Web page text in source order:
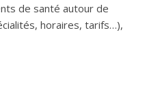
de santé autour de
horaires, tarifs…),